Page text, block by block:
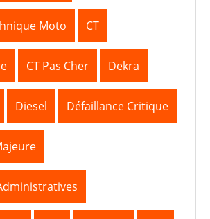
Moto CT
CT Pas Cher Dekra
Diesel Défaillance Critique